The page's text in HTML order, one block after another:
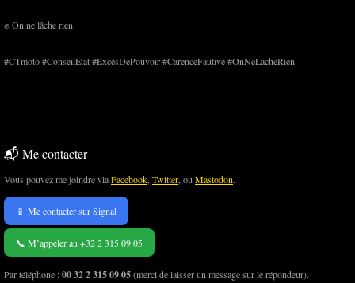
✊ On ne lâche rien.
#CTmoto #ConseilEtat #ExcèsDePouvoir #CarenceFautive #OnNeLacheRien
📬 Me contacter
Vous pouvez me joindre viaFacebook Twitter , ou Mastodon.
📱 Me contacter sur Signal
📞 M’appeler au +32 2 315 09 05
Par téléphone :00 32 2 315 09 05(merci de laisser un message sur le répondeur).